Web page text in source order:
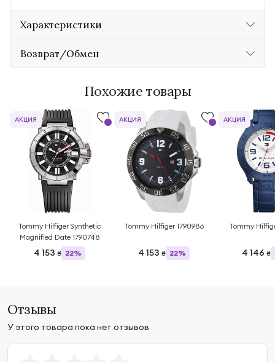
Характеристики
Возврат/Обмен
Похожие товары
Tommy Hilfiger Synthetic
Magnified Date 1790748
4 153 ₴ 22%
АКЦИЯ
Tommy Hilfiger 1790986
4 153 ₴ 22%
АКЦИЯ
Tommy
4 146 ₴
АКЦИЯ
Отзывы
У этого товара пока нет отзывов